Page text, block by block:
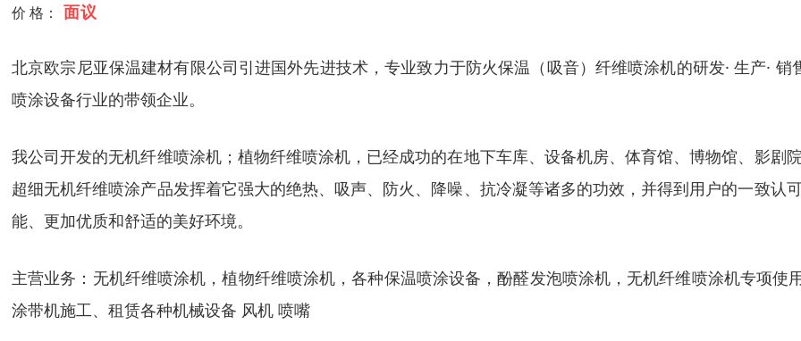
价 格： 面议
北京欧宗尼亚保温建材有限公司引进国外先进技术，专业致力于防火保温（吸音）纤维喷涂机的研发· 生产·
喷涂设备行业的带领企业。
我公司开发的无机纤维喷涂机；植物纤维喷涂机，已经成功的在地下车库、设备机房、体育馆、博物馆、影剧
超细无机纤维喷涂产品发挥着它强大的绝热、吸声、防火、降噪、抗冷凝等诸多的功效，并得到用户的一致认
能、更加优质和舒适的美好环境。
主营业务：无机纤维喷涂机，植物纤维喷涂机，各种保温喷涂设备，酚醛发泡喷涂机，无机纤维喷涂机专项
涂带机施工、租赁各种机械设备 风机 喷嘴